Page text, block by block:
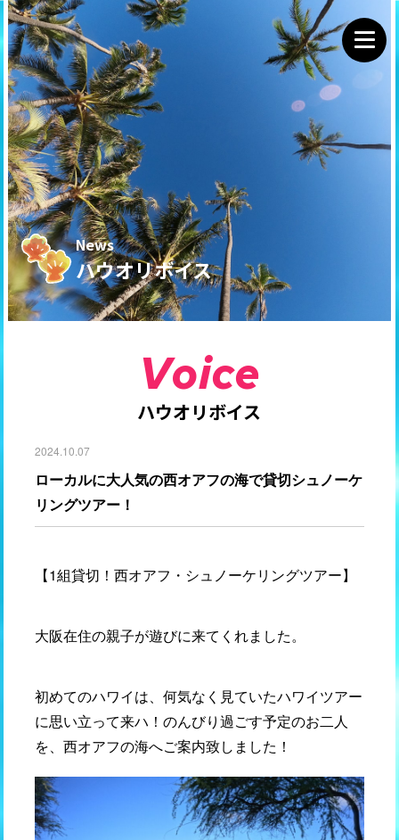
News
ハウオリボイス
Voice
ハウオリボイス
2024.10.07
ローカルに大人気の西オアフの海で貸切シュノーケ
リングツアー！
【1組貸切！西オアフ・シュノーケリングツアー】
大阪在住の親子が遊びに来てくれました。
初めてのハワイは、何気なく見ていたハワイツアー
に思い立って来ハ！のんびり過ごす予定のお二人
を、西オアフの海へご案内致しました！